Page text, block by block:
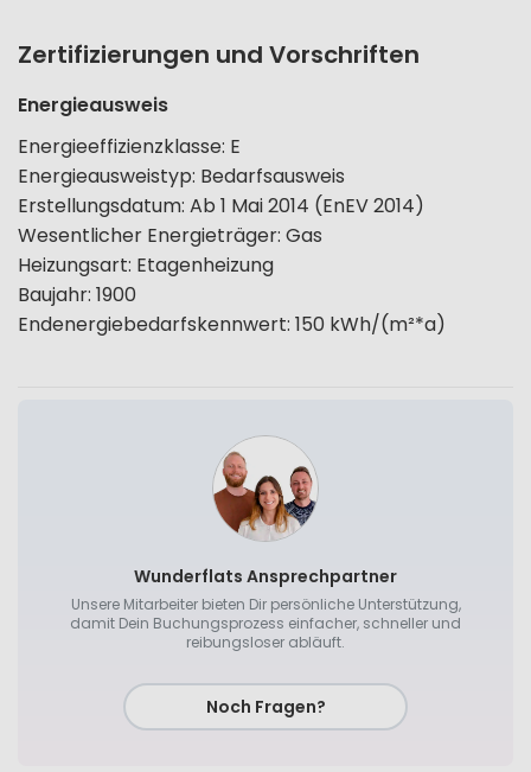
Zertifizierungen und Vorschriften
Energieausweis
Energieeffizienzklasse: E
Energieausweistyp: Bedarfsausweis
Erstellungsdatum: Ab 1 Mai 2014 (EnEV 2014)
Wesentlicher Energieträger: Gas
Heizungsart: Etagenheizung
Baujahr: 1900
Endenergiebedarfskennwert: 150 kWh/(m²*a)
Wunderflats Ansprechpartner
Unsere Mitarbeiter bieten Dir persönliche Unterstützung,
damit Dein Buchungsprozess einfacher, schneller und
reibungsloser abläuft.
Noch Fragen?